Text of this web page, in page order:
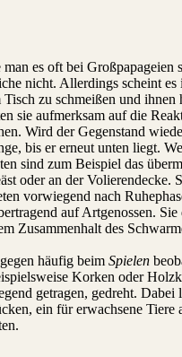
man es oft bei Großpapageien
nicht. Allerdings scheint es
zu schmeißen und ihnen
sie aufmerksam auf die
Wird der Gegenstand
bis er erneut unten liegt.
sind zum Beispiel das
oder an der Volierendecke.
vorwiegend nach
auf Artgenossen. Sie
Zusammenhalt des
häufig beim Spielen
Korken oder
getragen, gedreht. Dabei
ein für erwachsene Tiere